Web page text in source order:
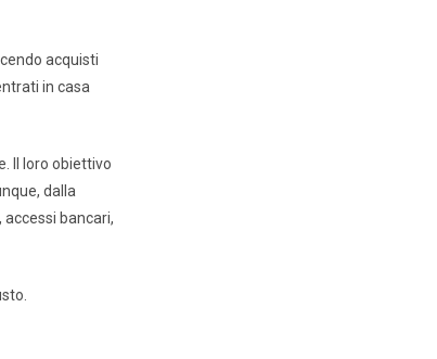
acquisti
in casa
Il loro obiettivo
dalla
bancari,